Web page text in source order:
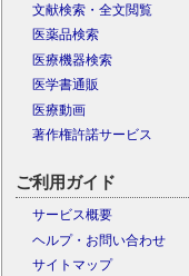
文献検索・全文閲覧
医薬品検索
医療機器検索
医学書通販
医療動画
著作権許諾サービス
ご利用ガイド
サービス概要
ヘルプ・お問い合わせ
サイトマップ